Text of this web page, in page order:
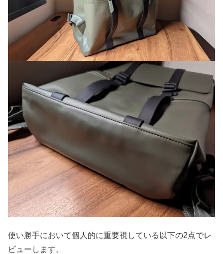
使い勝手において個人的に重要視している以下の2点でレ
ビューします。